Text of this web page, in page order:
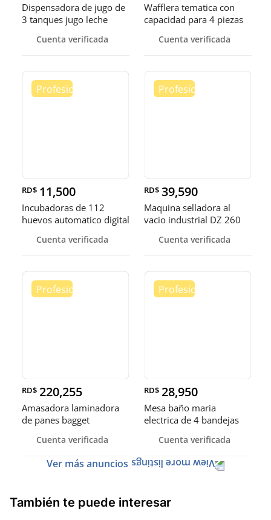
Dispensadora de jugo de
3 tanques jugo leche
Cuenta verificada
Wafflera tematica con
capacidad para 4 piezas
Cuenta verificada
RD$ 11,500
Incubadoras de 112
huevos automatico digital
Cuenta verificada
RD$ 39,590
Maquina selladora al
vacio industrial DZ 260
Cuenta verificada
RD$ 220,255
Amasadora laminadora
de panes bagget
Cuenta verificada
RD$ 28,950
Mesa baño maria
electrica de 4 bandejas
Cuenta verificada
Ver más anuncios
También te puede interesar